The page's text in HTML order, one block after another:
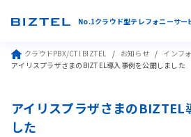
No.1クラウド型テレフォニーサー
クラウドPBX/CTI BIZTEL お知らせ
インフ
アイリスプラザさまのBIZTEL導入事例を公開しました
アイリスプラザさまのBIZTEL
した